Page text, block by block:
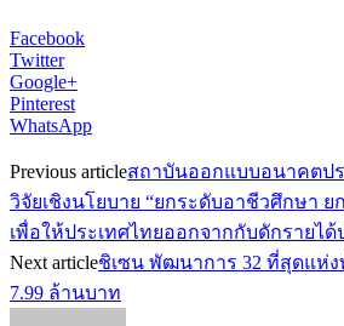
Facebook
Twitter
Google+
Pinterest
WhatsApp
Previous articleสถาบันออกแบบอนาคตป
วิจัยเชิงนโยบาย “ยกระดับอาชีวศึกษา ย
เพื่อให้ประเทศไทยออกจากกับดักรายได้
Next articleชิเซน พัฒนาการ 32 ที่สุดแห่ง
7.99 ล้านบาท